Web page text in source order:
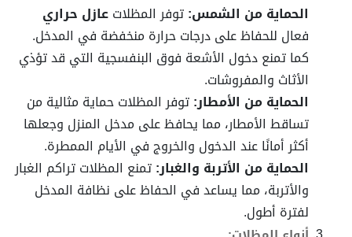
الحماية من الشمس:توفر المظلاتعازل حراري
فعال للحفاظ على درجات حرارة منخفضة في المدخل.
كما تمنع دخول الأشعة فوق البنفسجية التي قد تؤذي
الأثاث والمفروشات.
الحماية من الأمطار:توفر المظلات حماية مثالية من
تساقط الأمطار، مما يحافظ على مدخل المنزل وجعلها
أكثر أمانًا عند الدخول والخروج في الأيام الممطرة.
الحماية من الأتربة والغبار:تمنع المظلات تراكم الغبار
والأتربة، مما يساعد في الحفاظ على نظافة المدخل
لفترة أطول.